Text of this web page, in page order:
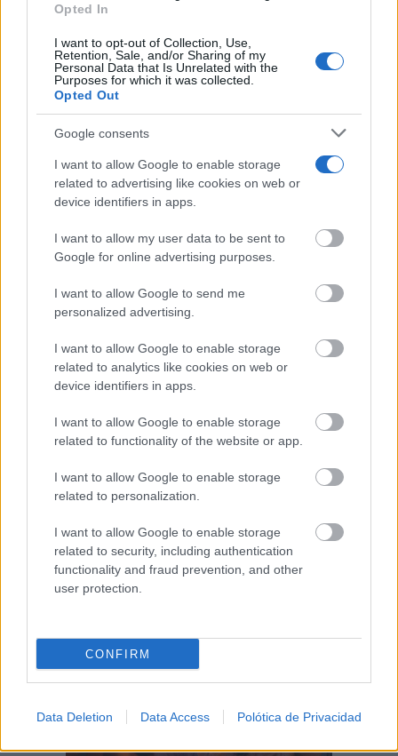
consent section.
Opted In
I want to opt-out of Collection, Use,
Retention, Sale, and/or Sharing of my
Personal Data that Is Unrelated with the
Purposes for which it was collected.
Opted Out
Google consents
I want to allow Google to enable storage
related to advertising like cookies on web or
device identifiers in apps.
I want to allow my user data to be sent to
Google for online advertising purposes.
I want to allow Google to send me
personalized advertising.
I want to allow Google to enable storage
related to analytics like cookies on web or
device identifiers in apps.
I want to allow Google to enable storage
related to functionality of the website or app.
I want to allow Google to enable storage
related to personalization.
I want to allow Google to enable storage
related to security, including authentication
functionality and fraud prevention, and other
user protection.
CONFIRM
Data Deletion Data Access Polótica de Privacidad
Este coche te hará olvidar el sofá de tu casa
DISCOVER WITH
Últimas noticias
tormentas fuertes: AEMET...
08/08/2026
Tomelloso roza los 40 grados este sábado con
aviso amarillo por...
Calor, calima y tormentas dispersas: así será
08/08/2026
la primera noche...
07/08/2026
‘Chiqui-Clan’ llega a El Provencio con los
personajes infantiles más populares...